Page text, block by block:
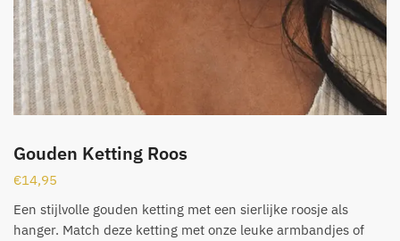
Gouden Ketting Roos
€14,95
Een stijlvolle gouden ketting met een sierlijke roosje als
hanger. Match deze ketting met onze leuke armbandjes of